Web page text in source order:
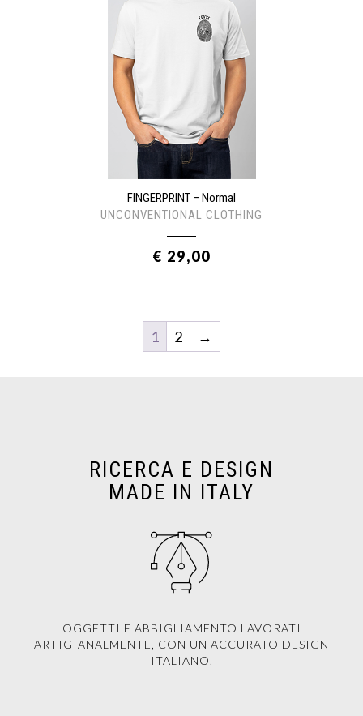
FINGERPRINT – Normal
UNCONVENTIONAL CLOTHING
€ 29,00
1 2 →
RICERCA E DESIGN
MADE IN ITALY
OGGETTI E ABBIGLIAMENTO LAVORATI
ARTIGIANALMENTE, CON UN ACCURATO DESIGN
ITALIANO.